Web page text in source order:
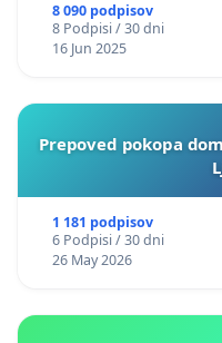
8 090 podpisov
8 Podpisi / 30 dni
16 Jun 2025
Prepoved pokopa
1 181 podpisov
6 Podpisi / 30 dni
26 May 2026